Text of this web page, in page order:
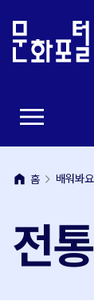
문
내
메
뉴
메
기
menu
home 홈 배워봐
전